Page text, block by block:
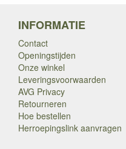
INFORMATIE
Contact
Openingstijden
Onze winkel
Leveringsvoorwaarden
AVG Privacy
Retourneren
Hoe bestellen
Herroepingslink aanvragen